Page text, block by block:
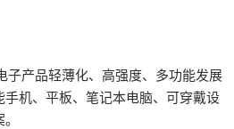
子产品轻薄化、高强度、多功能发展
机、平板、笔记本电脑、可穿戴设